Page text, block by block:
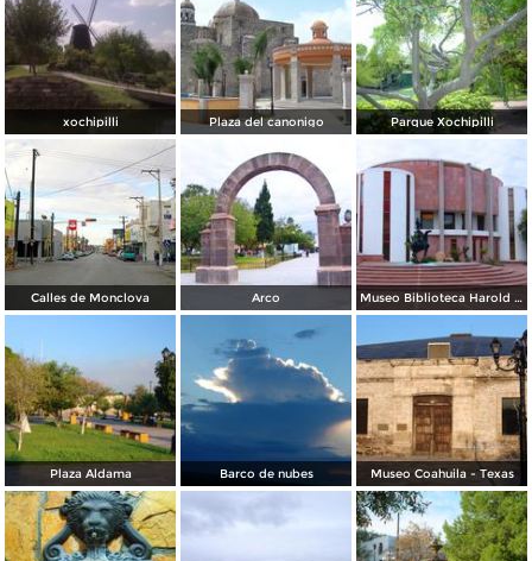
xochipilli Plaza del canonigo Parque Xochipilli
Calles de Monclova Arco Museo Biblioteca Harold Pape
Plaza Aldama Barco de nubes Museo Coahuila - Texas